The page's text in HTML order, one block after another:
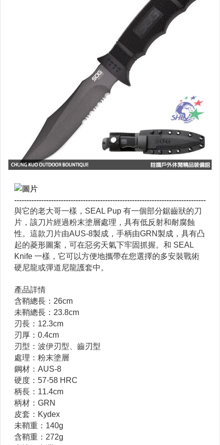
Armored Claw 戰術手套
Armytek 加拿大專業照明
Benchmade 美國蝴蝶牌刀具
BUFF 西班牙頭巾
BOKER 刀具
CONDOR 戶外刀具 / 斧頭
CRKT 哥倫比亞刀廠
DAMASCUS 大馬士革軍規級手套
Extrema Ratio 義大利頂尖軍刀
FOX 狐狸義大利專業刀具、彈簧刀
FOX 40 高分貝專業級哨子
Fenix 赤火專業級手電筒
Gerber 美國萬用刀具大廠
GUN 多功能裝備
Guarder 警星系列商品
HAIX 德國軍警、消防專業鞋靴